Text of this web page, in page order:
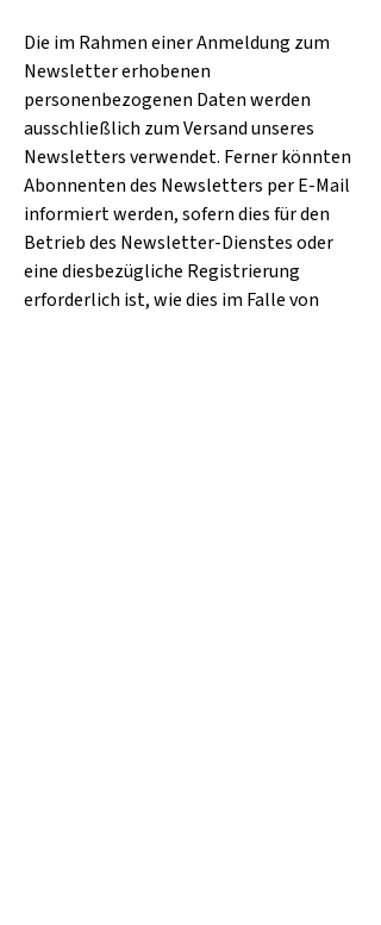
Die im Rahmen einer Anmeldung zum
Newsletter erhobenen
personenbezogenen Daten werden
ausschließlich zum Versand unseres
Newsletters verwendet. Ferner könnten
Abonnenten des Newsletters per E-Mail
informiert werden, sofern dies für den
Betrieb des Newsletter-Dienstes oder
eine diesbezügliche Registrierung
erforderlich ist, wie dies im Falle von